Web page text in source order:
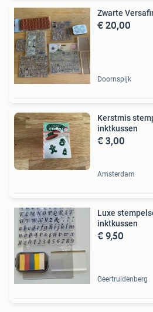
Zwarte
€ 20,00
Doornspijk
Kerstmis
inktkussen
€ 3,00
Amsterdam
Luxe
inktkussen
€ 9,50
Geertruidenberg